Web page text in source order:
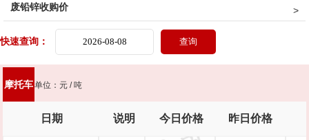
柴油皮卡车（铝圈）
货车(8吨以上)(集装箱、自卸车减50元/吨) 中巴、校巴
新能源轿车（铝圈）
大型电瓶车 小型电瓶车
废铅锌收购价
快速查询：
摩托车单位：元 / 吨
日期 说明 今日价格 昨日价格